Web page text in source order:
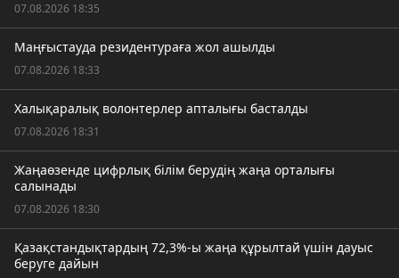
07.08.2026 18:35
Маңғыстауда резидентураға жол ашылды
07.08.2026 18:33
Халықаралық волонтерлер апталығы басталды
07.08.2026 18:31
Жаңаөзенде цифрлық білім берудің жаңа орталығы
салынады
07.08.2026 18:30
Қазақстандықтардың 72,3%-ы жаңа құрылтай үшін дауыс
беруге дайын